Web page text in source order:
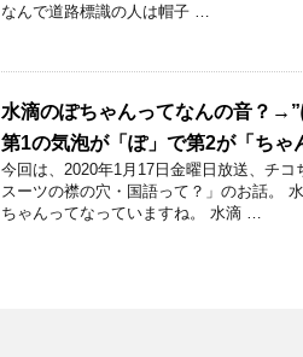
なんで道路標識の人は帽子 …
水滴のぽちゃんってなんの音？→”
第1の気泡が「ぽ」で第2が「ちゃ
今回は、2020年1月17日金曜日放送、チ
スーツの襟の穴・国語って？」のお話。
ちゃんってなっていますね。 水滴 …